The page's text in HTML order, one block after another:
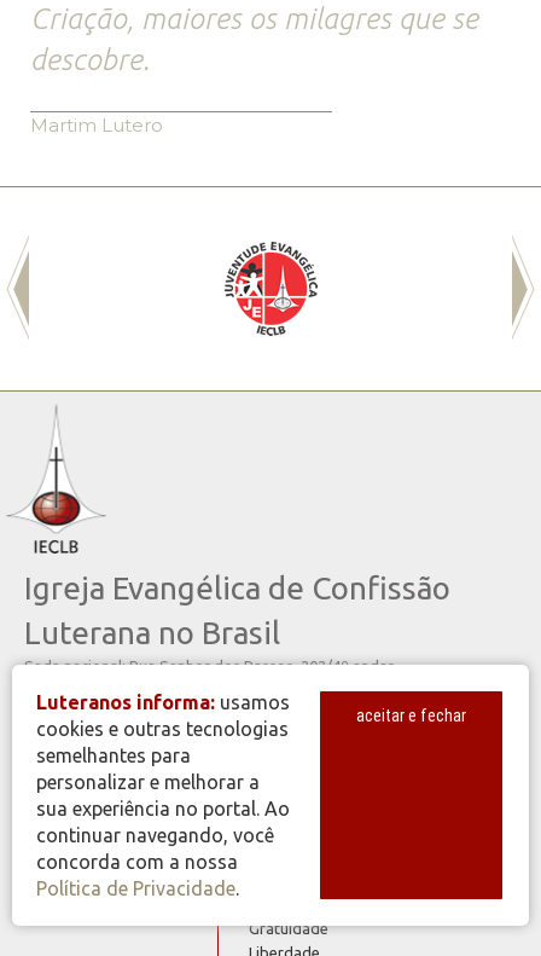
Criação, maiores os milagres que se
descobre.
Martim Lutero
Igreja Evangélica de Confissão
Luterana no Brasil
Sede nacional: Rua Senhor dos Passos, 202/4º andar
Centro - Cep 90020-180 - Porto Alegre/RS - Brasil
Caixa Postal 2876 - secretariageral@ieclb.org.br
Telefone 55 51 3284.5400
Valores
Identidade
Comunidade
Ecumenicidade
Gratuidade
Liberdade
Luteranos informa: usamos
cookies e outras tecnologias
semelhantes para
personalizar e melhorar a
sua experiência no portal. Ao
continuar navegando, você
concorda com a nossa
Política de Privacidade.
aceitar e fechar